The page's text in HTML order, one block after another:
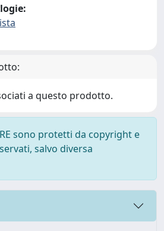
a questo prodotto.
sono protetti da copyright e
salvo diversa